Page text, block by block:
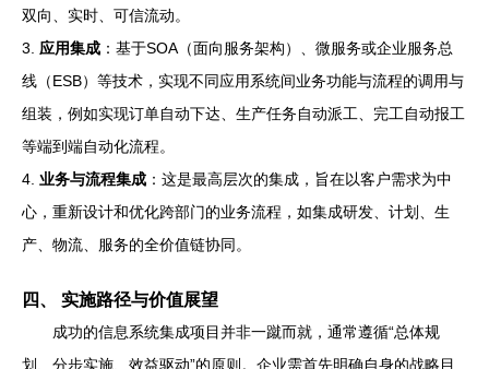
双向、实时、可信流动。
3. 应用集成 ：基于SOA（面向服务架构）、微服务或企业服务总
线（ESB）等技术，实现不同应用系统间业务功能与流程的调用与
组装，例如实现订单自动下达、生产任务自动派工、完工自动报工
等端到端自动化流程。
4. 业务与流程集成 ：这是最高层次的集成，旨在以客户需求为中
心，重新设计和优化跨部门的业务流程，如集成研发、计划、生
产、物流、服务的全价值链协同。
四、 实施路径与价值展望
成功的信息系统集成项目并非一蹴而就，通常遵循“总体规
划、分步实施、效益驱动”的原则。企业需首先明确自身的战略目